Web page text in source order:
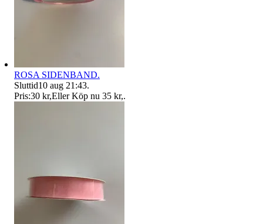
ROSA SIDENBAND.
Sluttid10 aug 21:43.
Pris:30 kr,Eller Köp nu 35 kr,.